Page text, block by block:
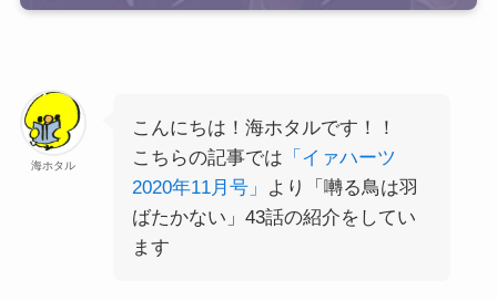
海ホタル
こんにちは！海ホタルです！！
こちらの記事では 「イァハーツ
2020年11月号」
より「囀る鳥は羽
ばたかない」43話の紹介をしてい
ます